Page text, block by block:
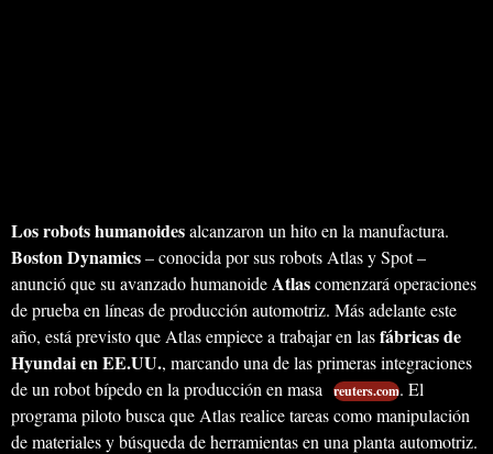
Los robots humanoidesalcanzaron un hito en la manufactura.
Boston Dynamics– conocida por sus robots Atlas y Spot –
anunció que su avanzado humanoideAtlascomenzará operaciones
de prueba en líneas de producción automotriz. Más adelante este
año, está previsto que Atlas empiece a trabajar en lasfábricas de
Hyundai en EE.UU., marcando una de las primeras integraciones
de un robot bípedo en la producción en masa
reuters.com. El
programa piloto busca que Atlas realice tareas como manipulación
de materiales y búsqueda de herramientas en una planta automotriz.